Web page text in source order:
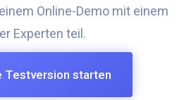
Online-Demo mit einem
Experten teil.
Testversion starten